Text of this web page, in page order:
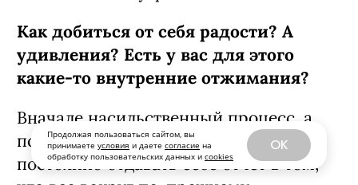
Продолжая пользоваться сайтом, вы
принимаете условия и даете согласие на
обработку пользовательских данных и cookies
OK
Как добиться от себя радости? А
удив­ления? Есть у вас для этого
какие-то внутренние отжимания?
Вначале насильственный процесс, а
потом ты втягиваешься. Осознанно и
постоянно отдавать себе отчет в том,